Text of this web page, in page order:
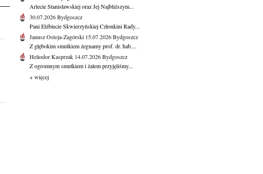
Arlecie Stanisławskiej oraz Jej Najbliższym...
30.07.2026Bydgoszcz
Pani Elżbiecie Skwierzyńskiej Członkini Rady...
Janusz Ostoja-Zagórski 15.07.2026Bydgoszcz
Z głębokim smutkiem żegnamy prof. dr. hab....
Heliodor Kasprzak 14.07.2026Bydgoszcz
Z ogromnym smutkiem i żalem przyjęliśmy...
+ więcej